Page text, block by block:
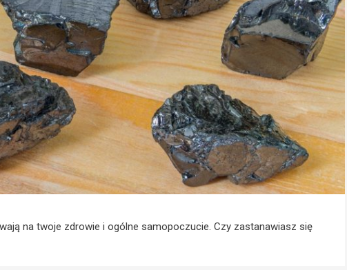
na twoje zdrowie i ogólne samopoczucie. Czy zastanawiasz się